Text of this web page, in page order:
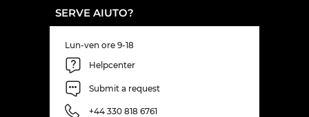
SERVE AIUTO?
Lun-ven ore 9-18
Helpcenter
Submit a request
+44 330 818 6761